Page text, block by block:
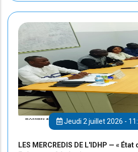
Jeudi 2 juillet 2026 -
LES MERCREDIS DE L'IDHP — «